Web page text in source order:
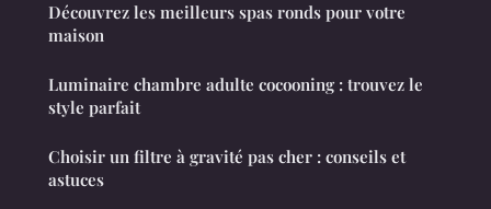
Découvrez les meilleurs spas ronds pour votre
maison
Luminaire chambre adulte cocooning : trouvez le
style parfait
Choisir un filtre à gravité pas cher : conseils et
astuces